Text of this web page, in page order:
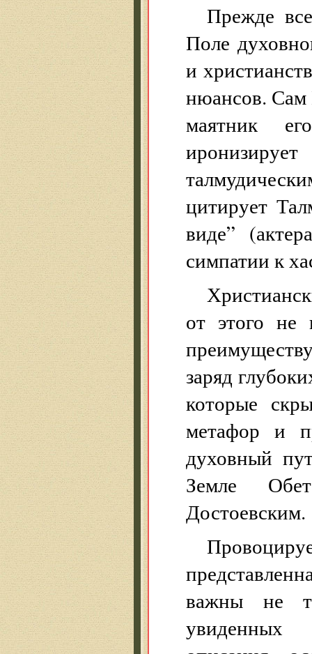
Прежде
Поле
и
нюансов. Сам
маятник
цитирует
виде”
симпатии к
от этого не
заряд
которые
метафор и
духовный
Земле
Достоевским.
важны не
увиденных